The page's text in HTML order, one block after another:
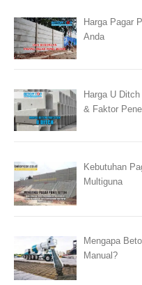
Harga Pagar
Anda
Harga U
& Faktor
Kebutuhan
Multiguna
Mengapa
Manual?